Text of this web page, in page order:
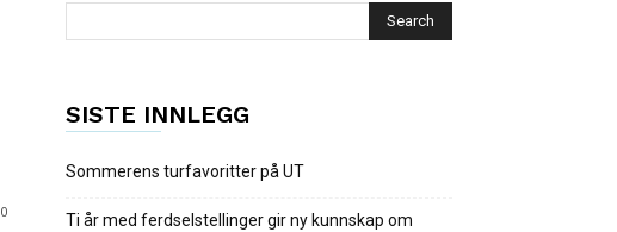
0
SISTE INNLEGG
Sommerens turfavoritter på UT
Ti år med ferdselstellinger gir ny kunnskap om